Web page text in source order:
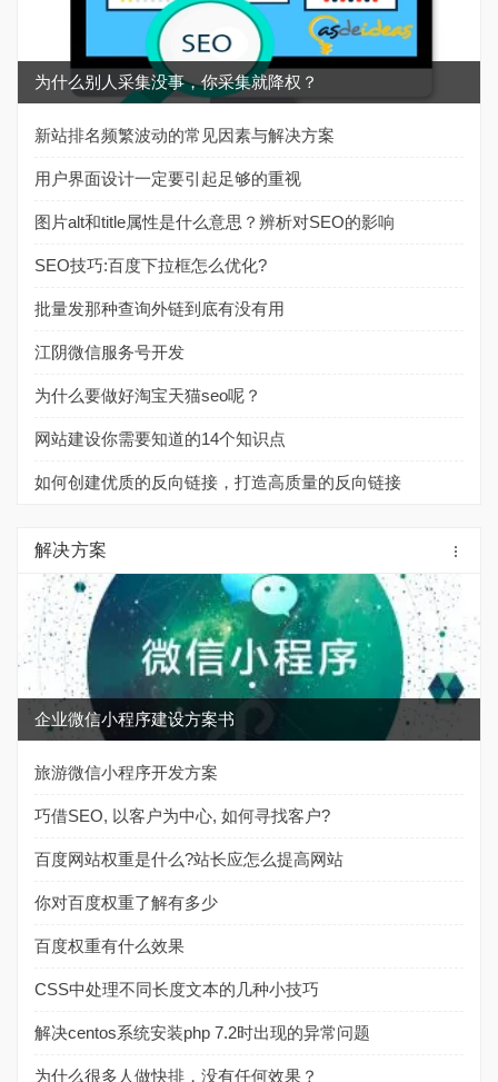
为什么别人采集没事，你采集就降权？
新站排名频繁波动的常见因素与解决方案
用户界面设计一定要引起足够的重视
图片alt和title属性是什么意思？辨析对SEO的影响
SEO技巧:百度下拉框怎么优化?
批量发那种查询外链到底有没有用
江阴微信服务号开发
为什么要做好淘宝天猫seo呢？
网站建设你需要知道的14个知识点
如何创建优质的反向链接，打造高质量的反向链接
解决方案
企业微信小程序建设方案书
旅游微信小程序开发方案
巧借SEO, 以客户为中心, 如何寻找客户?
百度网站权重是什么?站长应怎么提高网站
你对百度权重了解有多少
百度权重有什么效果
CSS中处理不同长度文本的几种小技巧
解决centos系统安装php 7.2时出现的异常问题
为什么很多人做快排，没有任何效果？